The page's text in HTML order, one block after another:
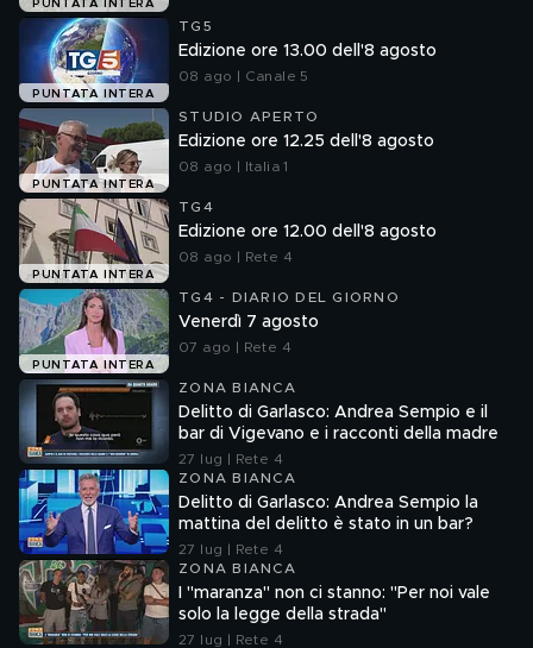
PUNTATA INTERA
PUNTATA INTERA
TG5
Edizione ore 13.00 dell'8 agosto
08 ago | Canale 5
PUNTATA INTERA
STUDIO APERTO
Edizione ore 12.25 dell'8 agosto
08 ago | Italia 1
PUNTATA INTERA
TG4
Edizione ore 12.00 dell'8 agosto
08 ago | Rete 4
PUNTATA INTERA
TG4 - DIARIO DEL GIORNO
Venerdì 7 agosto
07 ago | Rete 4
ZONA BIANCA
Delitto di Garlasco: Andrea Sempio e il
bar di Vigevano e i racconti della madre
27 lug | Rete 4
ZONA BIANCA
Delitto di Garlasco: Andrea Sempio la
mattina del delitto è stato in un bar?
27 lug | Rete 4
ZONA BIANCA
I "maranza" non ci stanno: "Per noi vale
solo la legge della strada"
27 lug | Rete 4